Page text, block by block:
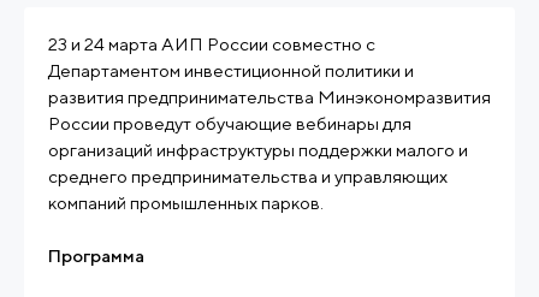
23 и 24 марта АИП России совместно с
Департаментом инвестиционной политики и
развития предпринимательства Минэкономразвития
России проведут обучающие вебинары для
организаций инфраструктуры поддержки малого и
среднего предпринимательства и управляющих
компаний промышленных парков.
Программа